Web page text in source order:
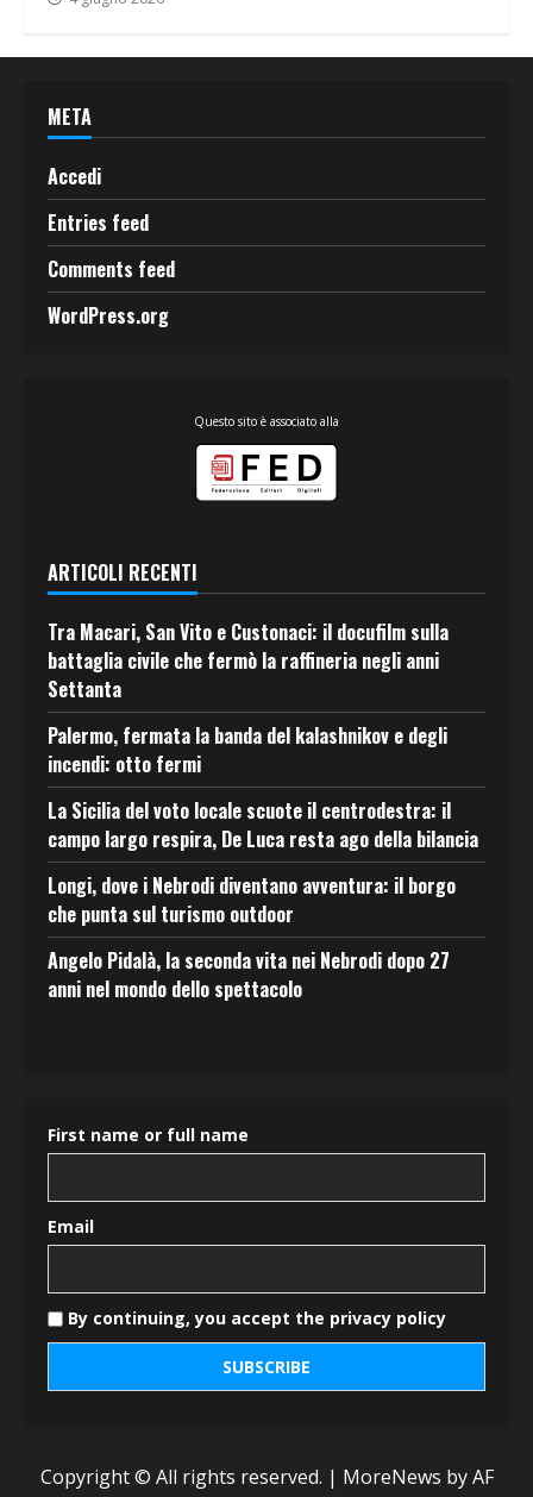
META
Accedi
Entries feed
Comments feed
WordPress.org
Questo sito è associato alla
ARTICOLI RECENTI
Tra Macari, San Vito e Custonaci: il docufilm sulla
battaglia civile che fermò la raffineria negli anni
Settanta
Palermo, fermata la banda del kalashnikov e degli
incendi: otto fermi
La Sicilia del voto locale scuote il centrodestra: il
campo largo respira, De Luca resta ago della bilancia
Longi, dove i Nebrodi diventano avventura: il borgo
che punta sul turismo outdoor
Angelo Pidalà, la seconda vita nei Nebrodi dopo 27
anni nel mondo dello spettacolo
First name or full name
Email
By continuing, you accept the privacy policy
Copyright © All rights reserved. | MoreNews by AF